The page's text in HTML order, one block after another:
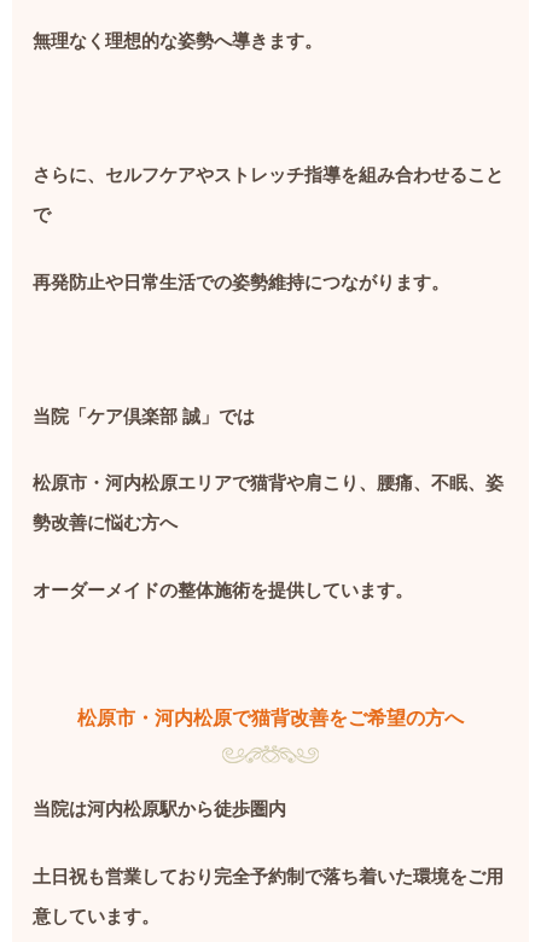
無理なく理想的な姿勢へ導きます。
さらに、セルフケアやストレッチ指導を組み合わせること
で
再発防止や日常生活での姿勢維持につながります。
当院「ケア倶楽部 誠」では
松原市・河内松原エリアで猫背や肩こり、腰痛、不眠、姿
勢改善に悩む方へ
オーダーメイドの整体施術を提供しています。
松原市・河内松原で猫背改善をご希望の方へ
当院は河内松原駅から徒歩圏内
土日祝も営業しており完全予約制で落ち着いた環境をご用
意しています。